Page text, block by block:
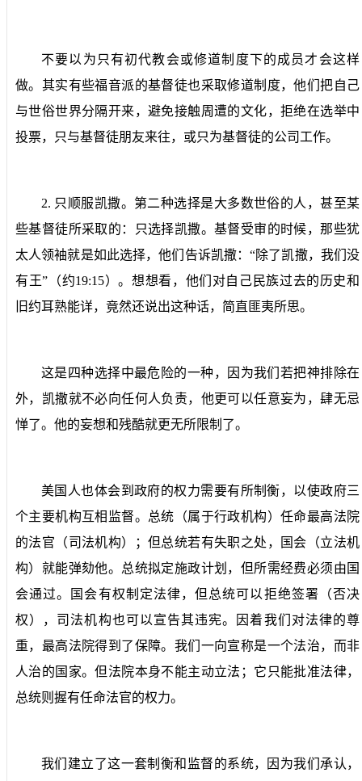
不要以为只有初代教会或修道制度下的成员才会这样
做。其实有些福音派的基督徒也采取修道制度，他们把自己
与世俗世界分隔开来，避免接触周遭的文化，拒绝在选举中
投票，只与基督徒朋友来往，或只为基督徒的公司工作。
2. 只顺服凯撒。 第二种选择是大多数世俗的人，甚至某
些基督徒所采取的：只选择凯撒。基督受审的时候，那些犹
太人领袖就是如此选择，他们告诉凯撒：“除了凯撒，我们没
有王”（约19:15）。想想看，他们对自己民族过去的历史和
旧约耳熟能详，竟然还说出这种话，简直匪夷所思。
这是四种选择中最危险的一种，因为我们若把神排除在
外，凯撒就不必向任何人负责，他更可以任意妄为，肆无忌
惮了。他的妄想和残酷就更无所限制了。
美国人也体会到政府的权力需要有所制衡，以使政府三
个主要机构互相监督。总统（属于行政机构）任命最高法院
的法官（司法机构）；但总统若有失职之处，国会（立法机
构）就能弹劾他。总统拟定施政计划，但所需经费必须由国
会通过。国会有权制定法律，但总统可以拒绝签署（否决
权），司法机构也可以宣告其违宪。因着我们对法律的尊
重，最高法院得到了保障。我们一向宣称是一个法治，而非
人治的国家。但法院本身不能主动立法；它只能批准法律，
总统则握有任命法官的权力。
我们建立了这一套制衡和监督的系统，因为我们承认，